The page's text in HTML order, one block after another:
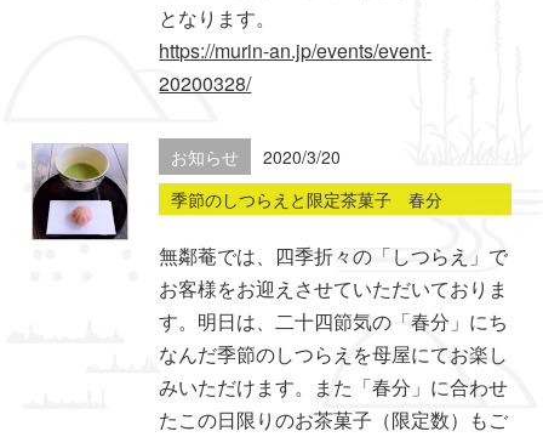
となります。
https://murin-an.jp/events/event-
20200328/
お知らせ
2020/3/20
季節のしつらえと限定茶菓子 春分
無鄰菴では、四季折々の「しつらえ」で
お客様をお迎えさせていただいておりま
す。明日は、二十四節気の「春分」にち
なんだ季節のしつらえを母屋にてお楽し
みいただけます。また「春分」に合わせ
たこの日限りのお茶菓子（限定数）もご